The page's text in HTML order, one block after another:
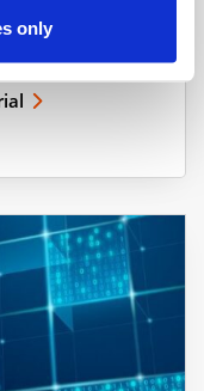
only
ante